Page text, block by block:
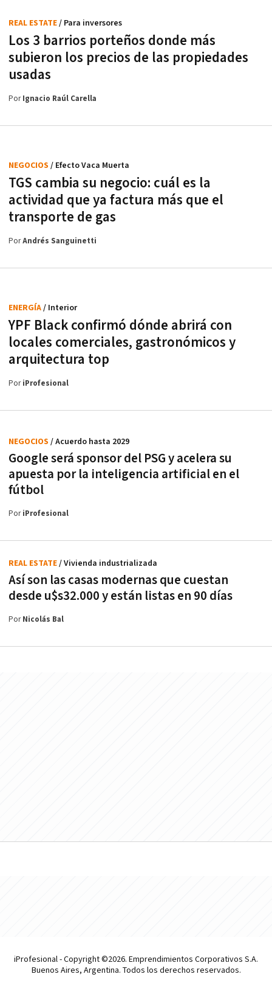
Los 3 barrios porteños donde más
subieron los precios de las propiedades
usadas
REAL ESTATE/ Para inversores
PorIgnacio Raúl Carella
TGS cambia su negocio: cuál es la
actividad que ya factura más que el
transporte de gas
NEGOCIOS / Efecto Vaca Muerta
PorAndrés Sanguinetti
YPF Black confirmó dónde abrirá con
locales comerciales, gastronómicos y
arquitectura top
ENERGÍA/ Interior
PoriProfesional
Google será sponsor del PSG y acelera su
apuesta por la inteligencia artificial en el
fútbol
NEGOCIOS / Acuerdo hasta 2029
PoriProfesional
Así son las casas modernas que cuestan
desde u$s32.000 y están listas en 90 días
REAL ESTATE/ Vivienda industrializada
PorNicolás Bal
iProfesional - Copyright ©2026. Emprendimientos Corporativos S.A.
Buenos Aires, Argentina. Todos los derechos reservados.